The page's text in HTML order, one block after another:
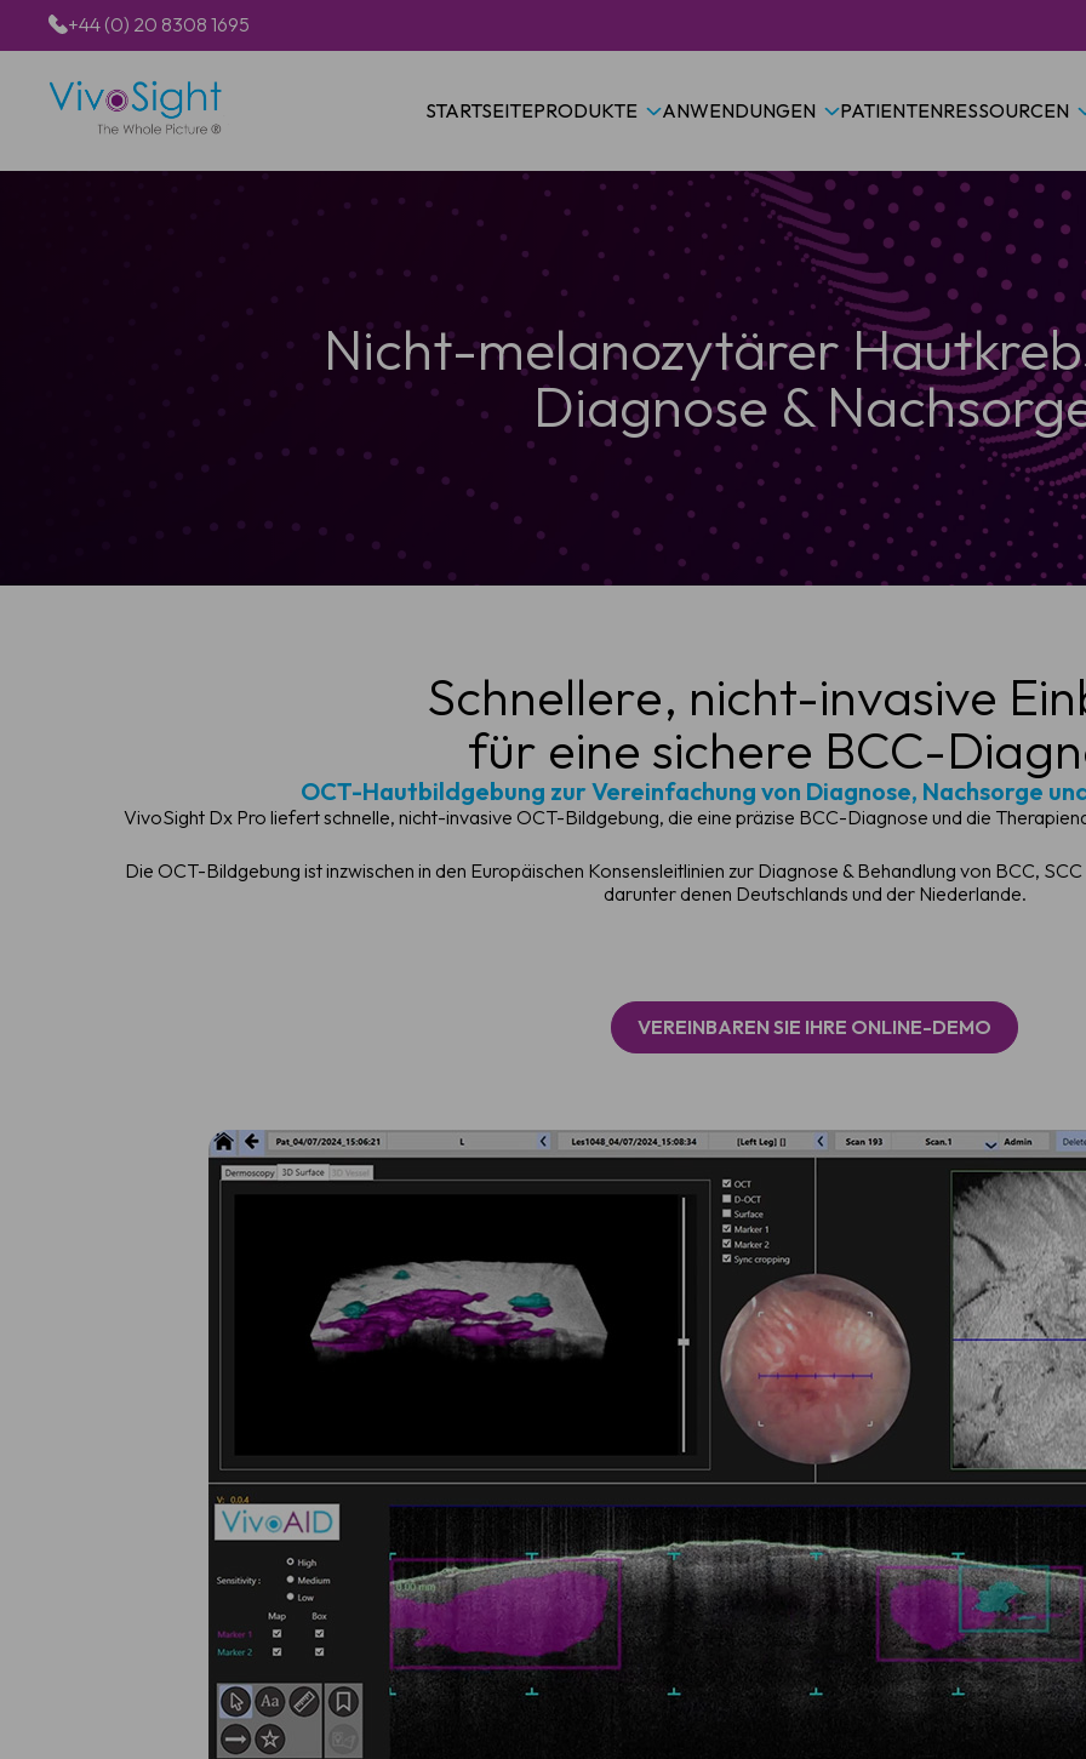
+44 (0) 20 8308 1695
STARTSEITEPRODUKTE ANWENDUNGEN PATIENTENRESSOURCEN
Nicht-melanozytärer
Diagnose &
Schnellere, nicht-invasive
für eine sichere BCC-
OCT-Hautbildgebung zur Vereinfachung von Diagnose, Nachsorge
VivoSight Dx Pro liefert schnelle, nicht-invasive OCT-Bildgebung, die eine präzise BCC-Diagnose und die
Die OCT-Bildgebung ist inzwischen in den Europäischen Konsensleitlinien zur Diagnose & Behandlung von BCC,
darunter denen Deutschlands und der Niederlande.
VEREINBAREN SIE IHRE ONLINE-DEMO